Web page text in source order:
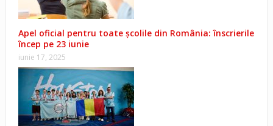
Apel oficial pentru toate școlile din România: înscrierile
încep pe 23 iunie
iunie 17, 2025